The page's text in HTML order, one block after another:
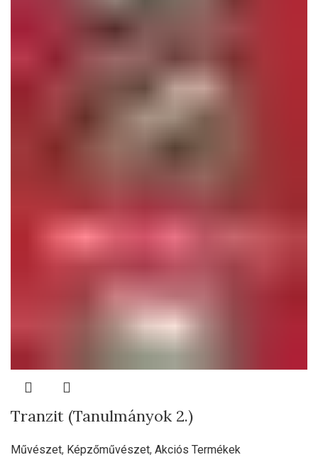
Tranzit (Tanulmányok 2.)
Művészet, Képzőművészet, Akciós Termékek